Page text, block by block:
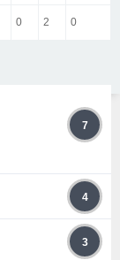
0 2 0
7
4
3